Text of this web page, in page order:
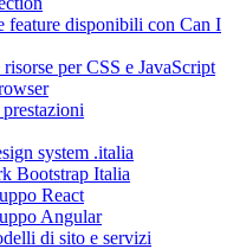
feature disponibili con Can I
per CSS e JavaScript
system .italia
Bootstrap Italia
React
Angular
di sito e servizi